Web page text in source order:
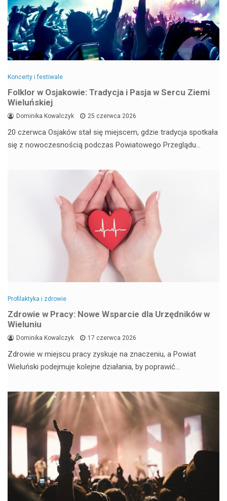
Koncerty i festiwale
Folklor w Osjakowie: Tradycja i Pasja w Sercu Ziemi
Wieluńskiej
Dominika Kowalczyk 25 czerwca 2026
20 czerwca Osjaków stał się miejscem, gdzie tradycja spotkała
się z nowoczesnością podczas Powiatowego Przeglądu…
Profilaktyka i zdrowie
Zdrowie w Pracy: Nowe Wsparcie dla Urzędników w
Wieluniu
Dominika Kowalczyk 17 czerwca 2026
Zdrowie w miejscu pracy zyskuje na znaczeniu, a Powiat
Wieluński podejmuje kolejne działania, by poprawić…